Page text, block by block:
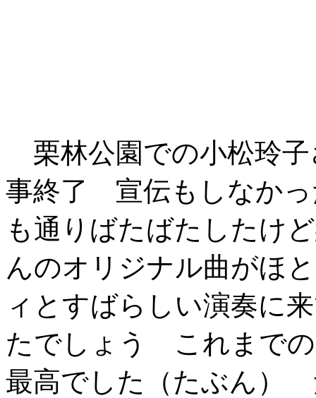
栗林公園での小松玲
事終了 宣伝もしなか
も通りばたばたしたけ
んのオリジナル曲がほ
ィとすばらしい演奏に
たでしょう これまで
最高でした（たぶん）